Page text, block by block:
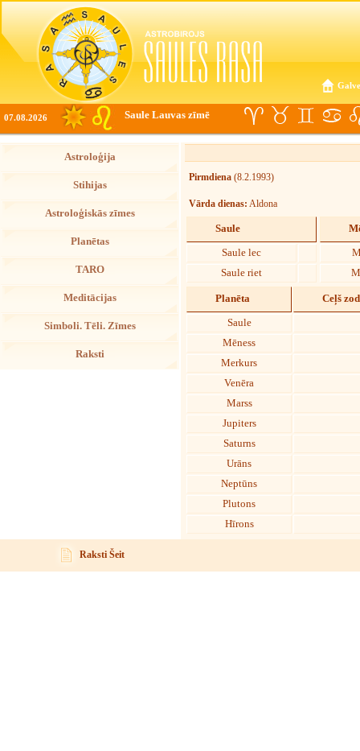
07.08.2026 Saule Lauvas zīmē
Astroloģija
Stihijas
Astroloģiskās zīmes
Planētas
TARO
Meditācijas
Simboli. Tēli. Zīmes
Raksti
Pirmdiena (8.2.1993)
Vārda dienas: Aldona
Saule
Saule lec
Saule riet
Planēta Ceļš
Saule
Mēness
Merkurs
Venēra
Marss
Jupiters
Saturns
Urāns
Neptūns
Plutons
Hīrons
Raksti Šeit